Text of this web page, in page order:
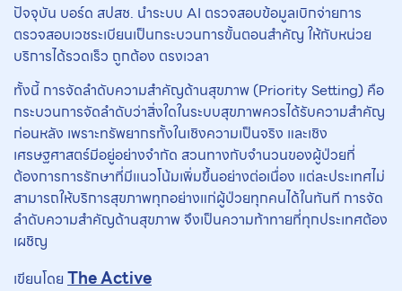
ปัจจุบัน บอร์ด สปสช. นำระบบ AI ตรวจสอบข้อมูลเบิกจ่ายการ
ตรวจสอบเวชระเบียนเป็นกระบวนการขั้นตอนสำคัญ ให้กับหน่วย
บริการได้รวดเร็ว ถูกต้อง ตรงเวลา
ทั้งนี้ การจัดลำดับความสำคัญด้านสุขภาพ (Priority Setting) คือ
กระบวนการจัดลำดับว่าสิ่งใดในระบบสุขภาพควรได้รับความสำคัญ
ก่อนหลัง เพราะทรัพยากรทั้งในเชิงความเป็นจริง และเชิง
เศรษฐศาสตร์มีอยู่อย่างจำกัด สวนทางกับจำนวนของผู้ป่วยที่
ต้องการการรักษาที่มีแนวโน้มเพิ่มขึ้นอย่างต่อเนื่อง แต่ละประเทศไม่
สามารถให้บริการสุขภาพทุกอย่างแก่ผู้ป่วยทุกคนได้ในทันที การจัด
ลำดับความสำคัญด้านสุขภาพ จึงเป็นความท้าทายที่ทุกประเทศต้อง
เผชิญ
เขียนโดย The Active